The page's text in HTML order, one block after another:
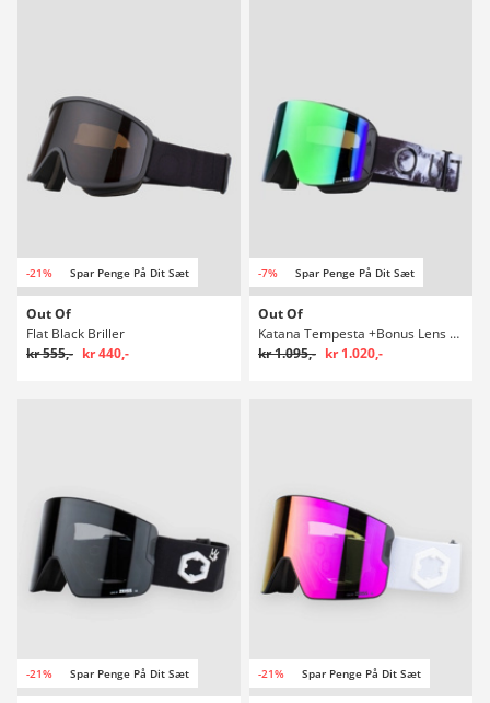
-21% Spar Penge På Dit Sæt
Out Of
Flat Black Briller
kr 555,- kr 440,-
-7% Spar Penge På Dit Sæt
Out Of
Katana Tempesta +Bonus Lens Briller
kr 1.095,- kr 1.020,-
-21% Spar Penge På Dit Sæt -21% Spar Penge På Dit Sæt